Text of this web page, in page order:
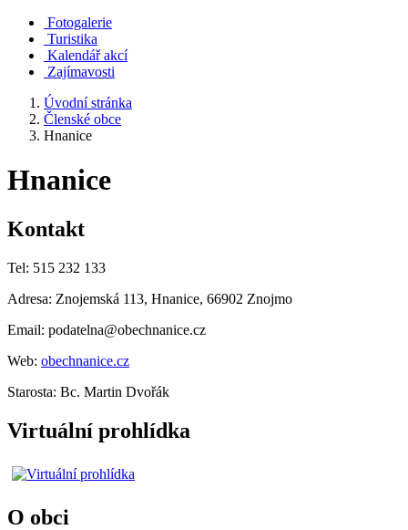
Fotogalerie
Turistika
Kalendář akcí
Zajímavosti
Úvodní stránka
Členské obce
Hnanice
Hnanice
Kontakt
Tel: 515 232 133
Adresa: Znojemská 113, Hnanice, 66902 Znojmo
Email: podatelna@obechnanice.cz
Web: obechnanice.cz
Starosta: Bc. Martin Dvořák
Virtuální prohlídka
O obci